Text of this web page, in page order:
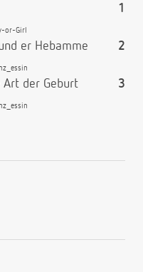
1
or-Girl
2
er Hebamme
3
Art der Geburt